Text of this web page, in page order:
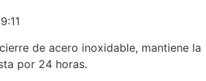
de acero inoxidable, mantiene la
por 24 horas.